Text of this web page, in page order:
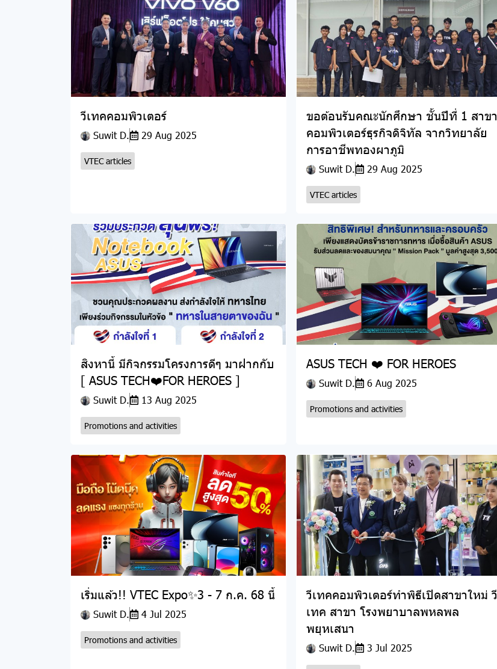
วีเทคคอมพิวเตอร์
Suwit D. 29 Aug 2025
VTEC articles
ขอต้อนรับคณะนักศึกษา ชั้นปีที่ 1 สาขา
คอมพิวเตอร์ธุรกิจดิจิทัล จากวิทยาลัย
การอาชีพทองผาภูมิ
Suwit D. 29 Aug 2025
VTEC articles
สิงหานี้ มีกิจกรรมโครงการดีๆ มาฝากกับ
[ ASUS TECH❤️FOR HEROES ]
Suwit D. 13 Aug 2025
Promotions and activities
ASUS TECH ❤️ FOR HEROES
Suwit D. 6 Aug 2025
Promotions and activities
เริ่มแล้ว!! VTEC Expo✨3 - 7 ก.ค. 68 นี้
Suwit D. 4 Jul 2025
Promotions and activities
วีเทคคอมพิวเตอร์ทำพิธีเปิดสาขาใหม่ วี
เทค สาขา โรงพยาบาลพหลพล
พยุหเสนา
Suwit D. 3 Jul 2025